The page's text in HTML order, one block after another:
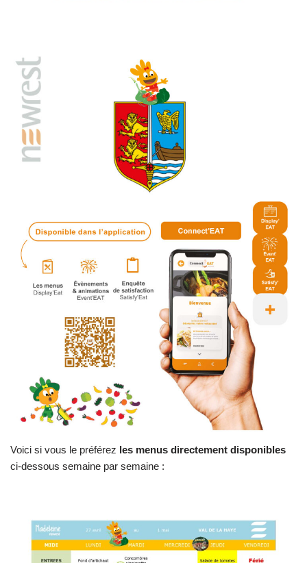
Voici si vous le préférez les menus directement disponibles
ci-dessous semaine par semaine :